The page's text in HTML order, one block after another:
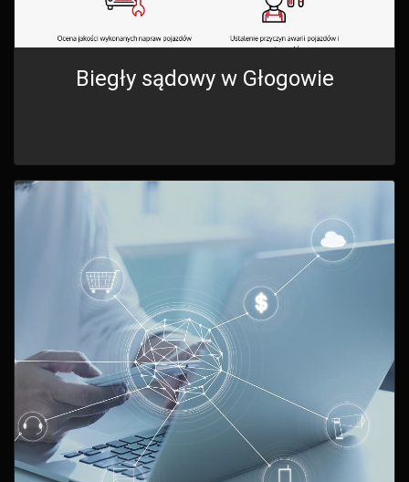
Biegły sądowy w Głogowie